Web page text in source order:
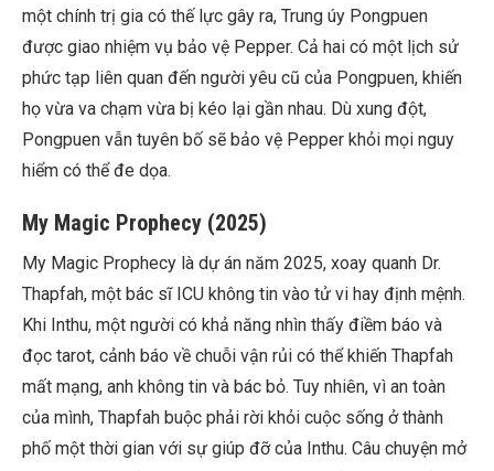
một chính trị gia có thế lực gây ra, Trung úy Pongpuen
được giao nhiệm vụ bảo vệ Pepper. Cả hai có một lịch sử
phức tạp liên quan đến người yêu cũ của Pongpuen, khiến
họ vừa va chạm vừa bị kéo lại gần nhau. Dù xung đột,
Pongpuen vẫn tuyên bố sẽ bảo vệ Pepper khỏi mọi nguy
hiểm có thể đe dọa.
My Magic Prophecy (2025)
My Magic Prophecy là dự án năm 2025, xoay quanh Dr.
Thapfah, một bác sĩ ICU không tin vào tử vi hay định mệnh.
Khi Inthu, một người có khả năng nhìn thấy điềm báo và
đọc tarot, cảnh báo về chuỗi vận rủi có thể khiến Thapfah
mất mạng, anh không tin và bác bỏ. Tuy nhiên, vì an toàn
của mình, Thapfah buộc phải rời khỏi cuộc sống ở thành
phố một thời gian với sự giúp đỡ của Inthu. Câu chuyện mở